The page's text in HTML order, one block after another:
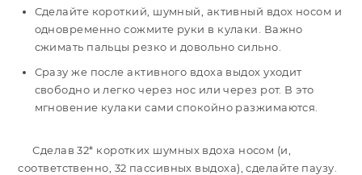
Сделайте короткий, шумный, активный вдох носом и
одновременно сожмите руки в кулаки. Важно
сжимать пальцы резко и довольно сильно.
Сразу же после активного вдоха выдох уходит
свободно и легко через нос или через рот. В это
мгновение кулаки сами спокойно разжимаются.
Сделав 32* коротких шумных вдоха носом (и,
соответственно, 32 пассивных выдоха), сделайте паузу.